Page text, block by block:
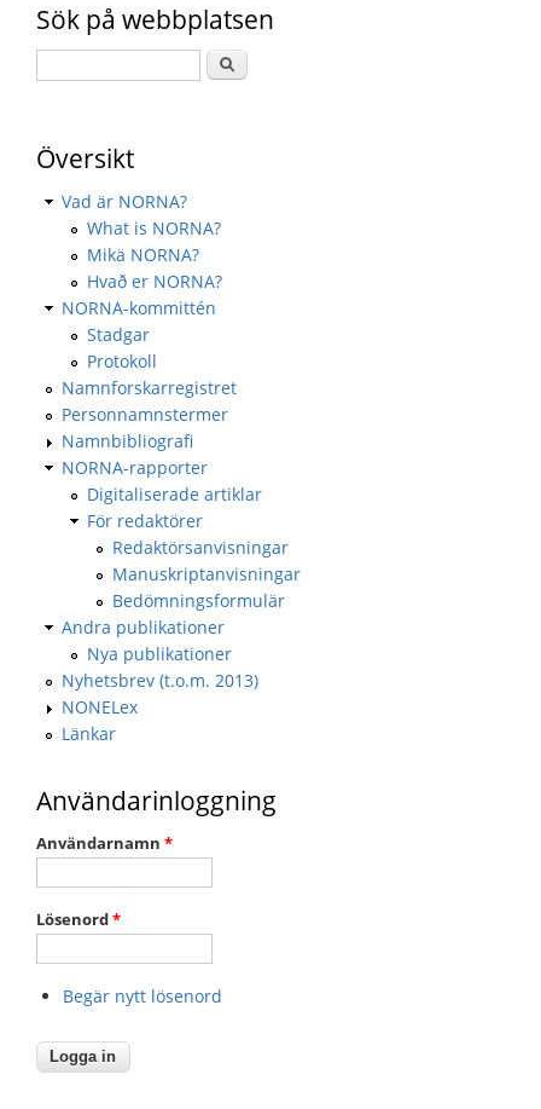
Sök på webbplatsen
Översikt
Vad är NORNA?
What is NORNA?
Mikä NORNA?
Hvað er NORNA?
NORNA-kommittén
Stadgar
Protokoll
Namnforskarregistret
Personnamnstermer
Namnbibliografi
NORNA-rapporter
Digitaliserade artiklar
För redaktörer
Redaktörsanvisningar
Manuskriptanvisningar
Bedömningsformulär
Andra publikationer
Nya publikationer
Nyhetsbrev (t.o.m. 2013)
NONELex
Länkar
Användarinloggning
Användarnamn *
Lösenord*
Begär nytt lösenord